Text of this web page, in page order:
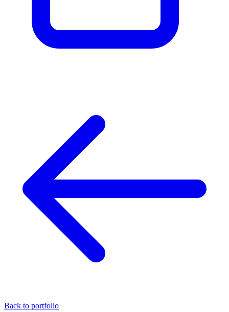
Back to portfolio